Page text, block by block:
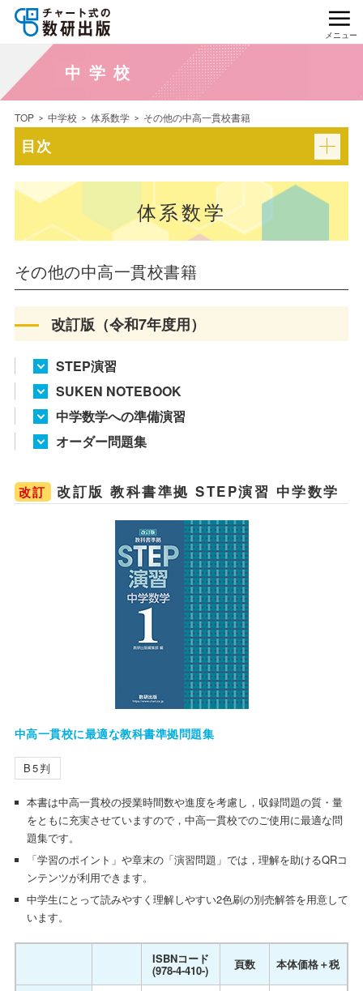
メニュー
中学校
TOP 中学校 体系数学 その他の中高一貫校書籍
体系数学
その他の中高一貫校書籍
改訂版（令和7年度用）
STEP演習
SUKEN NOTEBOOK
中学数学への準備演習
オーダー問題集
改訂 改訂版 教科書準拠 STEP演習 中学数学
中高一貫校に最適な教科書準拠問題集
B5判
本書は中高一貫校の授業時間数や進度を考慮し，収録問題の質・量
をともに充実させていますので，中高一貫校でのご使用に最適な問
題集です。
「学習のポイント」や章末の「演習問題」では，理解を助けるQRコ
ンテンツが利用できます。
中学生にとって読みやすく理解しやすい2色刷の別売解答を用意して
います。
ISBNコード
(978-4-410-) 頁数 本体価格＋税
目次